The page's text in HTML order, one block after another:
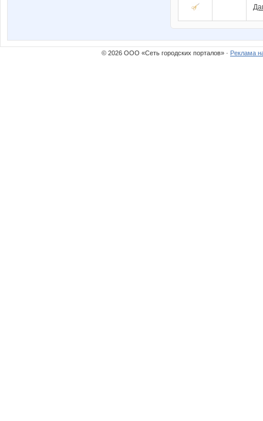
© 2026 ООО «Сеть городских порталов» · Реклама